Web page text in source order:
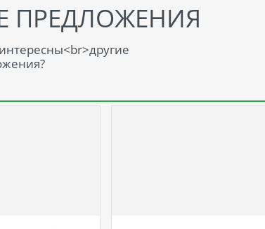
ПРЕДЛОЖЕНИЯ